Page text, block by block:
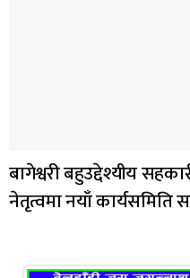
बागेश्वरी बहुउद्देश्यीय
नेतृत्वमा नयाँ कार्यसमिति